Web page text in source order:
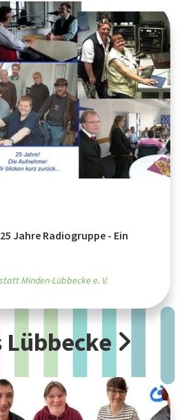
Jahre Radiogruppe - Ein
Minden-Lübbecke e. V.
Lübbecke